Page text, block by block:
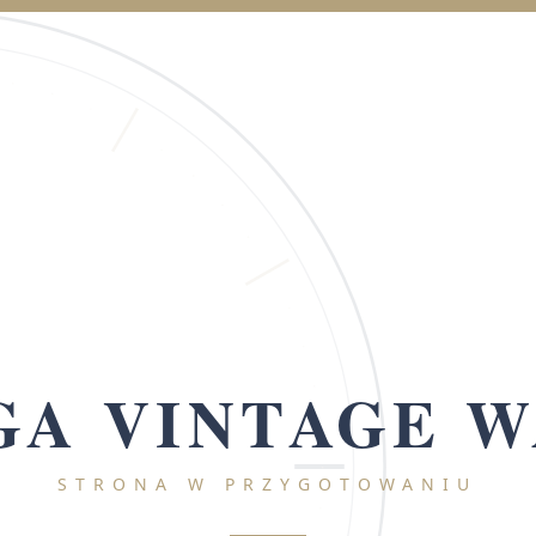
VINTAGE
STRONA W PRZYGOTOWANIU